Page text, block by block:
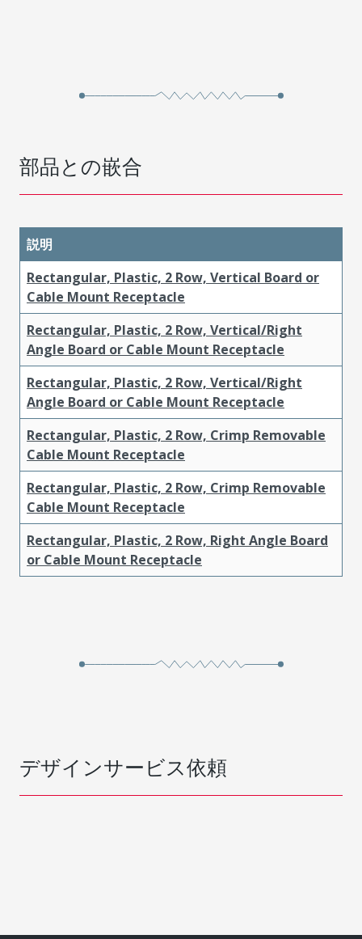
部品との嵌合
説明
Rectangular, Plastic, 2 Row, Vertical Board or
Cable Mount Receptacle
Rectangular, Plastic, 2 Row, Vertical/Right
Angle Board or Cable Mount Receptacle
Rectangular, Plastic, 2 Row, Vertical/Right
Angle Board or Cable Mount Receptacle
Rectangular, Plastic, 2 Row, Crimp Removable
Cable Mount Receptacle
Rectangular, Plastic, 2 Row, Crimp Removable
Cable Mount Receptacle
Rectangular, Plastic, 2 Row, Right Angle Board
or Cable Mount Receptacle
デザインサービス依頼